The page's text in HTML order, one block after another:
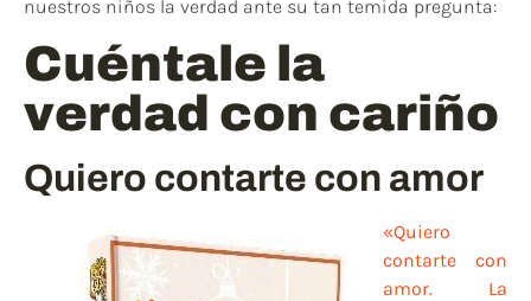
nuestros niños la verdad ante su tan temida pregunta:
Cuéntale la
verdad con cariño
Quiero contarte con amor
«Quiero
contarte con
amor. La